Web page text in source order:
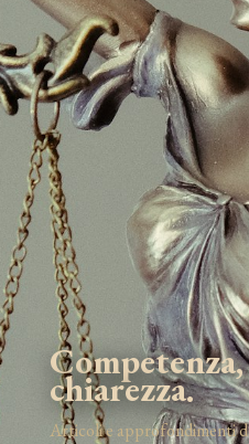
chiarezza.
Articoli e approfondimenti